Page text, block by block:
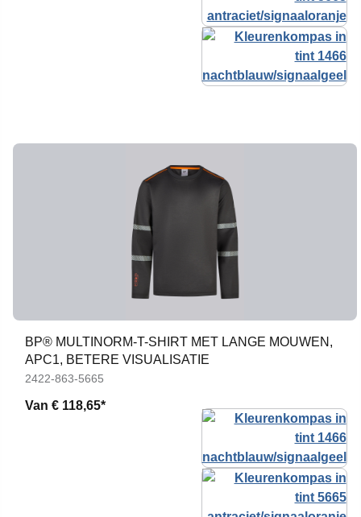
BP® MULTINORM-T-SHIRT MET LANGE MOUWEN,
APC1, BETERE VISUALISATIE
2422-863-5665
Van € 118,65*